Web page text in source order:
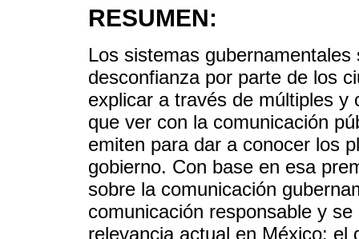
RESUMEN:
Los sistemas
desconfianza por parte de los
explicar a través de múltiples y
que ver con la comunicación
emiten para dar a conocer los
gobierno. Con base en esa
sobre la comunicación
comunicación responsable y
relevancia actual en México: el